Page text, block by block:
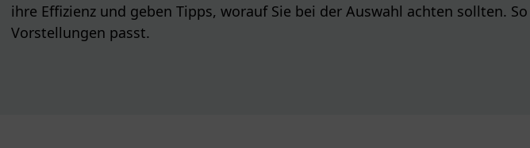
ihre Effizienz und geben Tipps, worauf Sie bei der Auswahl achten sollten.
Vorstellungen passt.